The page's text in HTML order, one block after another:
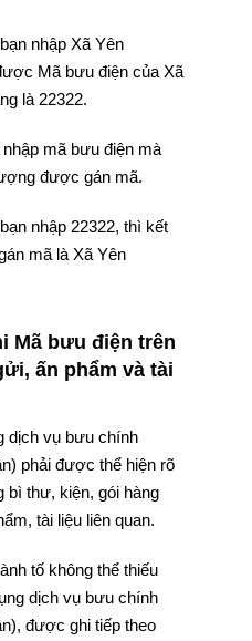
nhập Xã Yên
Mã bưu điện của Xã
là 22322.
mã bưu điện mà
được gán mã.
nhập 22322, thì kết
mã là Xã Yên
Mã bưu điện trên
ấn phẩm và tài
dịch vụ bưu chính
phải được thể hiện rõ
bì thư, kiện, gói hàng
tài liệu liên quan.
tố không thể thiếu
dịch vụ bưu chính
được ghi tiếp theo